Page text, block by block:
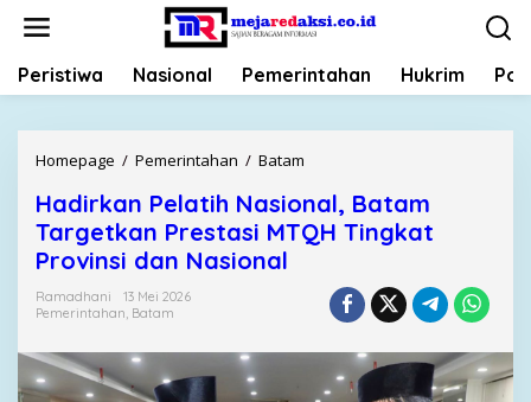
Peristiwa Nasional Pemerintahan Hukrim
Homepage / Pemerintahan / Batam
d
i
P
Hadirkan Pelatih Nasional, Batam
Targetkan Prestasi MTQH Tingkat
Provinsi dan Nasional
Ramadhani
13 Mei 2026
Pemerintahan, Batam